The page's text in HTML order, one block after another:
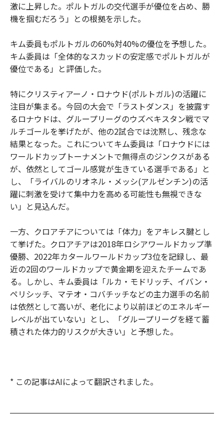
激に上昇した。ポルトガルの交代選手が優位を占め、勝
機を掴むだろう」との根拠を示した。
キム委員もポルトガルの60%対40%の優位を予想した。
キム委員は「全体的なスカッドの安定感でポルトガルが
優位である」と評価した。
特にクリスティアーノ・ロナウド(ポルトガル)の活躍に
注目が集まる。今回の大会で「ラストダンス」を披露す
るロナウドは、グループリーグのウズベキスタン戦でマ
ルチゴールを挙げたが、他の2試合では沈黙し、残念な
結果となった。これについてキム委員は「ロナウドには
ワールドカップトーナメントで無得点のジンクスがある
が、依然としてゴール感覚が生きている選手である」と
し、「ライバルのリオネル・メッシ(アルゼンチン)の活
躍に刺激を受けて集中力を高める可能性も無視できな
い」と見込んだ。
一方、クロアチアについては「体力」をアキレス腱とし
て挙げた。クロアチアは2018年ロシアワールドカップ準
優勝、2022年カタールワールドカップ3位を記録し、最
近の2回のワールドカップで黄金期を迎えたチームであ
る。しかし、キム委員は「ルカ・モドリッチ、イバン・
ペリシッチ、マテオ・コバチッチなどの主力選手の名前
は依然として高いが、老化により以前ほどのエネルギー
レベルが出ていない」とし、「グループリーグを経て蓄
積された体力的リスクが大きい」と予想した。
* この記事はAIによって翻訳されました。